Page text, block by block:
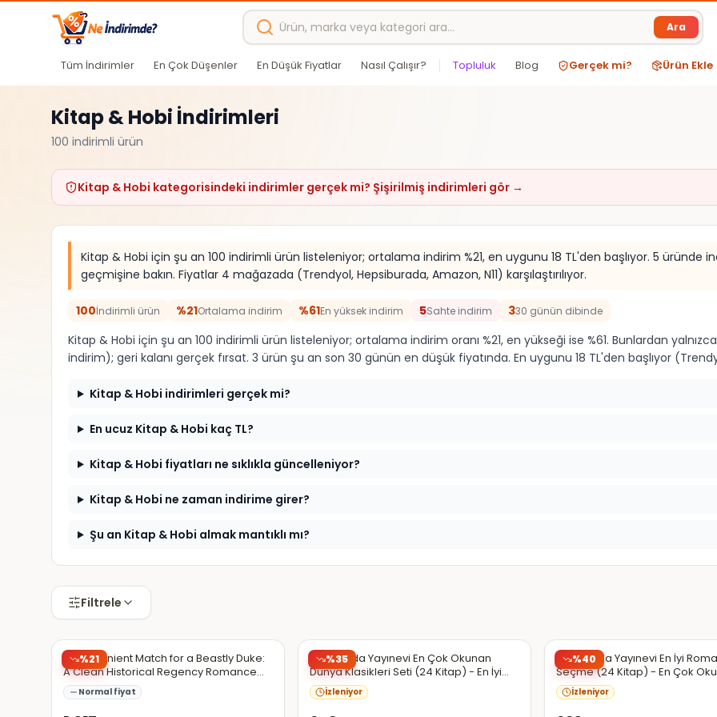
Ana içeriğe atla
Ara
Tüm İndirimler En Çok Düşenler En Düşük Fiyatlar Nasıl Çalışır? Topluluk Blog Gerçek mi? Ürün Ekle
Kitap & Hobi İndirimleri
100 indirimli ürün
Kitap & Hobi kategorisindeki indirimler gerçek mi? Şişirilmiş indirimleri gör →
Kitap & Hobi için şu an 100 indirimli ürün listeleniyor; ortalama indirim %21, en uygunu 18 TL'den başlıyor. 5
geçmişine bakın. Fiyatlar 4 mağazada (Trendyol, Hepsiburada, Amazon, N11) karşılaştırılıyor.
100İndirimli ürün %21Ortalama indirim %61En yüksek indirim 5Sahte indirim 330 günün dibinde
Kitap & Hobi için şu an 100 indirimli ürün listeleniyor; ortalama indirim oranı %21, en yükseği ise %61. Bunlardan
indirim); geri kalanı gerçek fırsat. 3 ürün şu an son 30 günün en düşük fiyatında. En uygunu 18 TL'den başlıyor
Kitap & Hobi indirimleri gerçek mi?
En ucuz Kitap & Hobi kaç TL?
Kitap & Hobi fiyatları ne sıklıkla güncelleniyor?
Kitap & Hobi ne zaman indirime girer?
Şu an Kitap & Hobi almak mantıklı mı?
Filtrele
%21
A Convenient Match for a Beastly Duke:
A Clean Historical Regency Romance
Book (Deals of Marriage)
Normal fiyat
%35
Kızıl Panda Yayınevi En Çok Okunan
Dünya Klasikleri Seti (24 Kitap) - En İyi
Yazarlardan Seçme
İzleniyor
%40
Kızıl Panda Yayınevi En İyi
Seçme (24 Kitap) - En Çok
Dünya Klasikleri Seti
İzleniyor